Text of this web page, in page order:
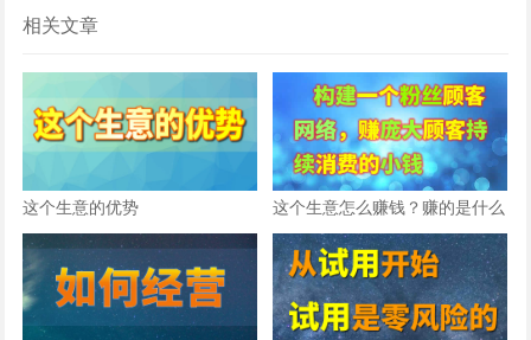
相关文章
这个生意的优势
这个生意怎么赚钱？赚的是什么
钱？